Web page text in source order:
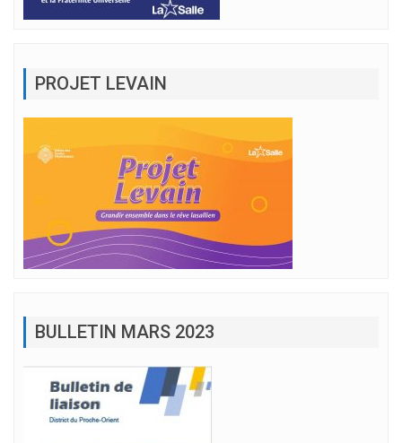
PROJET LEVAIN
BULLETIN MARS 2023